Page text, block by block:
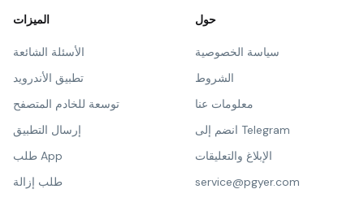
الميزات
الأسئلة الشائعة
تطبيق الأندرويد
توسعة للخادم المتصفح
إرسال التطبيق
طلب App
طلب إزالة
حول
سياسة الخصوصية
الشروط
معلومات عنا
انضم إلى Telegram
الإبلاغ والتعليقات
service@pgyer.com